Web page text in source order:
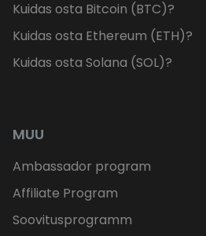
Kuidas osta Bitcoin (BTC)?
Kuidas osta Ethereum (ETH)?
Kuidas osta Solana (SOL)?
MUU
Ambassador program
Affiliate Program
Soovitusprogramm